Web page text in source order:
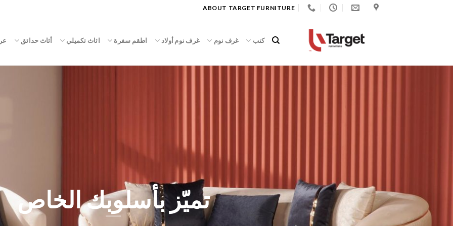
ABOUT TARGET FURNITURE
كنب غرف نوم غرف نوم أولاد اطقم سفرة اثاث تكميلي أثاث حدائق
هوية لأسلوبك العصري والمريح
تصاميم تمنحك الراحة والشعور بالانتماء في
المنزل